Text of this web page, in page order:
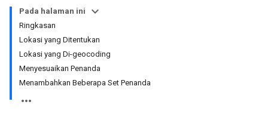
Pada halaman ini
Ringkasan
Lokasi yang Ditentukan
Lokasi yang Di-geocoding
Menyesuaikan Penanda
Menambahkan Beberapa Set Penanda